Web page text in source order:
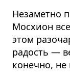
Незаметно
Мосхион
этом
радость —
конечно,